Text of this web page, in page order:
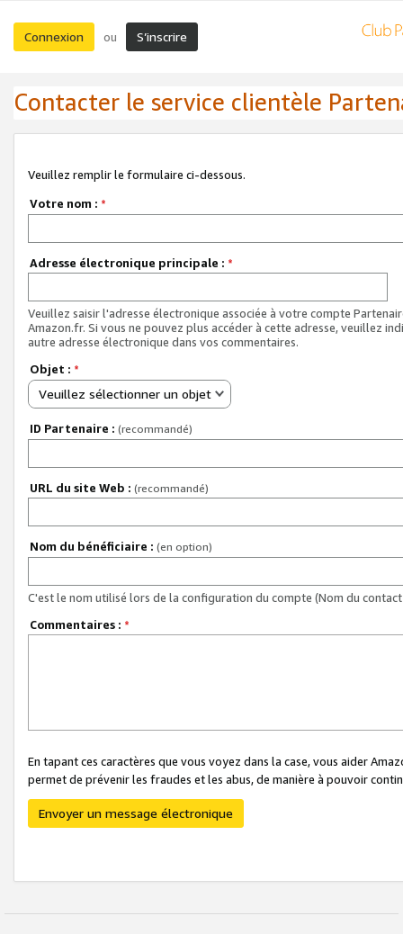
Connexion ou S’inscrire
Contacter le service clientèle
Veuillez remplir le formulaire ci-dessous.
Votre nom : *
Adresse électronique principale : *
Veuillez saisir l'adresse électronique associée à votre compte
Amazon.fr. Si vous ne pouvez plus accéder à cette adresse, veuillez
autre adresse électronique dans vos commentaires.
Objet : *
Veuillez sélectionner un objet
ID Partenaire : (recommandé)
URL du site Web : (recommandé)
Nom du bénéficiaire : (en option)
C'est le nom utilisé lors de la configuration du compte (Nom du
Commentaires : *
En tapant ces caractères que vous voyez dans la case, vous aider
permet de prévenir les fraudes et les abus, de manière à pouvoir
Envoyer un message électronique